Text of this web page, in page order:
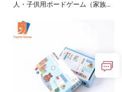
人・子供用ボードゲーム（家族向